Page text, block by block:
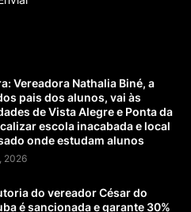
Vereadora Nathalia Biné, a
pais dos alunos, vai às
de Vista Alegre e Ponta da
escola inacabada e local
onde estudam alunos
2026
do vereador César do
é sancionada e garante 30%